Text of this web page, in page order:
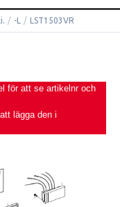
/ -L / LST1503VR
för att se artikelnr och
lägga den i